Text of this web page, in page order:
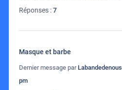
Réponses :7
Masque et barbe
Dernier message par Labandedenous
pm